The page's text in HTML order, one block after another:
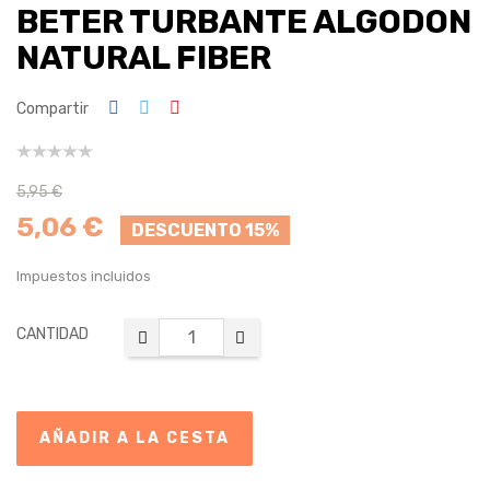
BETER TURBANTE ALGODON
NATURAL FIBER
Compartir
5,95 €
5,06 € DESCUENTO 15%
Impuestos incluidos
CANTIDAD
AÑADIR A LA CESTA